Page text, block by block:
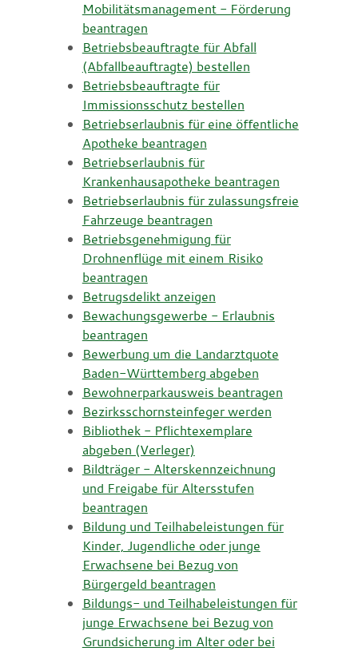
Mobilitätsmanagement - Förderung
beantragen
Betriebsbeauftragte für Abfall
(Abfallbeauftragte) bestellen
Betriebsbeauftragte für
Immissionsschutz bestellen
Betriebserlaubnis für eine öffentliche
Apotheke beantragen
Betriebserlaubnis für
Krankenhausapotheke beantragen
Betriebserlaubnis für zulassungsfreie
Fahrzeuge beantragen
Betriebsgenehmigung für
Drohnenflüge mit einem Risiko
beantragen
Betrugsdelikt anzeigen
Bewachungsgewerbe - Erlaubnis
beantragen
Bewerbung um die Landarztquote
Baden-Württemberg abgeben
Bewohnerparkausweis beantragen
Bezirksschornsteinfeger werden
Bibliothek - Pflichtexemplare
abgeben (Verleger)
Bildträger - Alterskennzeichnung
und Freigabe für Altersstufen
beantragen
Bildung und Teilhabeleistungen für
Kinder, Jugendliche oder junge
Erwachsene bei Bezug von
Bürgergeld beantragen
Bildungs- und Teilhabeleistungen für
junge Erwachsene bei Bezug von
Grundsicherung im Alter oder bei